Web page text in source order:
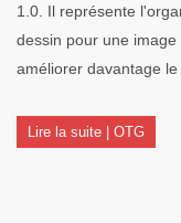
1.0. Il représente
dessin pour une
améliorer davantage le
Lire la suite | OTG